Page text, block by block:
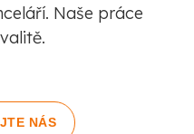
Naše práce
NÁS